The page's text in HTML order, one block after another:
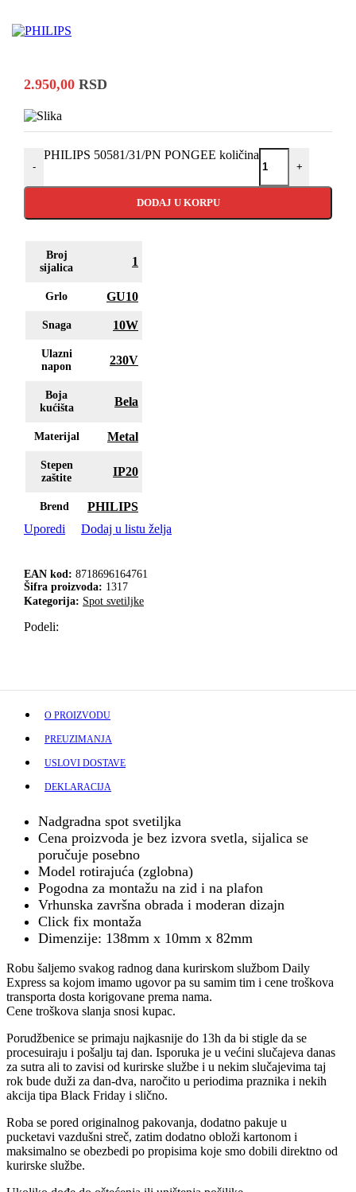
2.950,00 RSD
-
PHILIPS 50581/31/PN PONGEE količina
+
DODAJ U KORPU
Broj
sijalica
1
Grlo GU10
Snaga 10W
Ulazni
napon
230V
Boja
kućišta
Bela
Materijal Metal
Stepen
zaštite
IP20
Brend
PHILIPS
Uporedi
Dodaj u listu želja
EAN kod: 8718696164761
Šifra proizvoda: 1317
Kategorija: Spot svetiljke
Podeli:
O PROIZVODU
PREUZIMANJA
USLOVI DOSTAVE
DEKLARACIJA
Nadgradna spot svetiljka
Cena proizvoda je bez izvora svetla, sijalica se
poručuje posebno
Model rotirajuća (zglobna)
Pogodna za montažu na zid i na plafon
Vrhunska završna obrada i moderan dizajn
Click fix montaža
Dimenzije: 138mm x 10mm x 82mm
Robu šaljemo svakog radnog dana kurirskom službom Daily
Express sa kojom imamo ugovor pa su samim tim i cene troškova
transporta dosta korigovane prema nama.
Cene troškova slanja snosi kupac.
Porudžbenice se primaju najkasnije do 13h da bi stigle da se
procesuiraju i pošalju taj dan. Isporuka je u većini slučajeva danas
za sutra ali to zavisi od kurirske službe i u nekim slučajevima taj
rok bude duži za dan-dva, naročito u periodima praznika i nekih
akcija tipa Black Friday i slično.
Roba se pored originalnog pakovanja, dodatno pakuje u
pucketavi vazdušni streč, zatim dodatno obloži kartonom i
maksimalno se obezbedi po propisima koje smo dobili direktno od
kurirske službe.